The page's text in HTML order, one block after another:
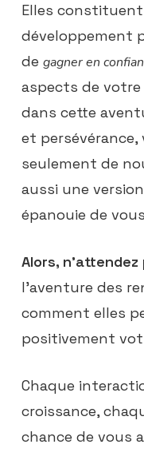
Elles
développement
de gagner en
aspects de votre
dans cette
et persévérance,
seulement de
aussi une
épanouie de
Alors, n’attendez
l’aventure des
comment elles
positivement
Chaque
croissance,
chance de vous